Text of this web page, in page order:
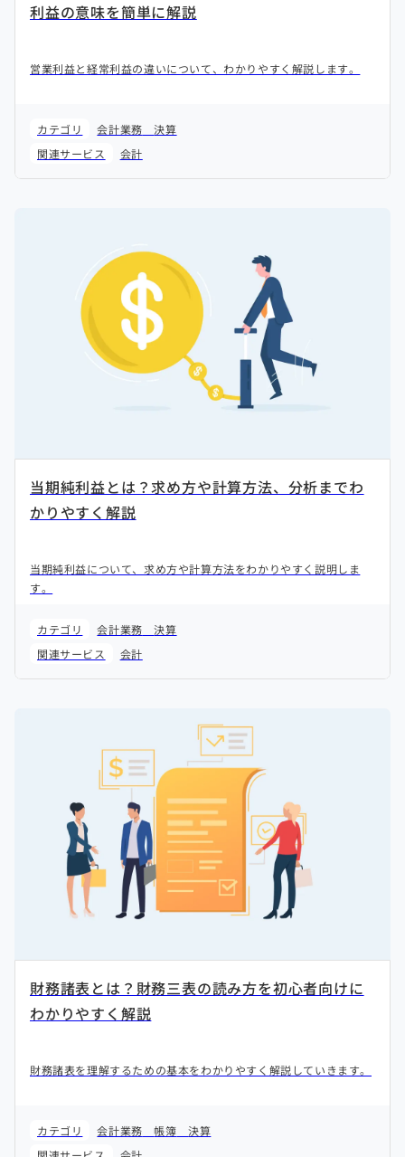
利益の意味を簡単に解説
営業利益と経常利益の違いについて、わかりやすく解説します。
カテゴリ 会計業務
決算
関連サービス
会計
当期純利益とは？求め方や計算方法、分析までわ
かりやすく解説
当期純利益について、求め方や計算方法をわかりやすく説明しま
す。
カテゴリ 会計業務
決算
関連サービス
会計
財務諸表とは？財務三表の読み方を初心者向けに
わかりやすく解説
財務諸表を理解するための基本をわかりやすく解説していきます。
カテゴリ 会計業務 帳簿
決算